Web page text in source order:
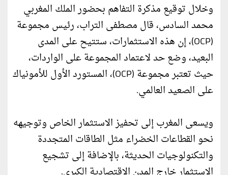
وخلال توقيع مذكرة التفاهم بحضور الملك المغربي
محمد السادس، قال مصطفى التراب، رئيس مجموعة
(OCP)، إن هذه الاستثمارات، ستتيح على المدى
البعيد، وضع حد لاعتماد المجموعة على الواردات،
حيث تعتبر مجموعة (OCP)، المستورد الأول للأمونياك
على الصعيد العالمي.
ويسعى المغرب إلى تحفيز الاستثمار الخاص وتوجيهه
نحو القطاعات الخضراء مثل الطاقات المتجددة
والتكنولوجيات الحديثة، بالإضافة إلى تشجيع